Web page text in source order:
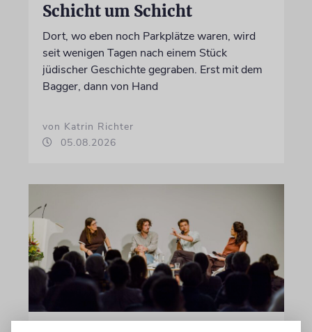
Schicht um Schicht
Dort, wo eben noch Parkplätze waren, wird
seit wenigen Tagen nach einem Stück
jüdischer Geschichte gegraben. Erst mit dem
Bagger, dann von Hand
von Katrin Richter
05.08.2026